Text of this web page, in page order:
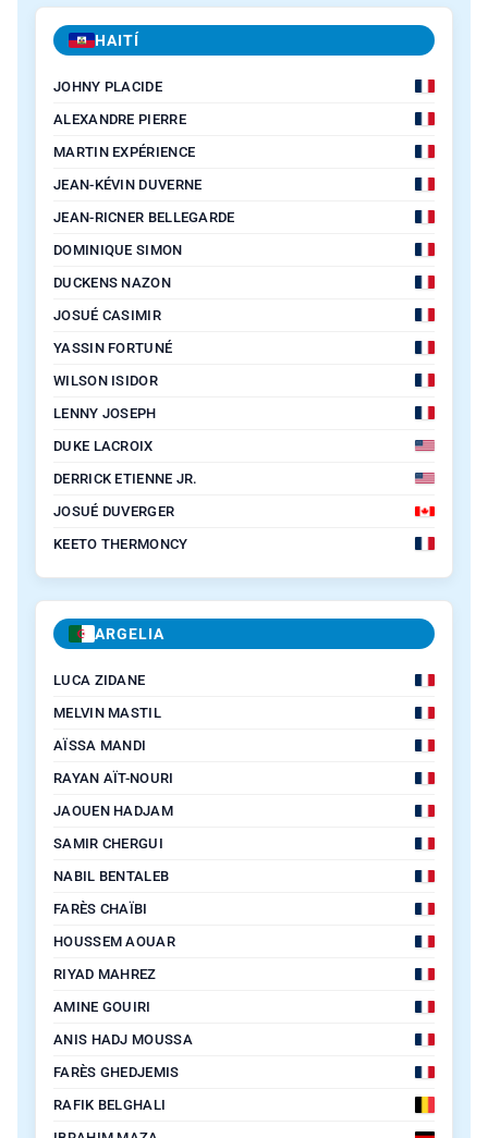
HAITÍ
JOHNY PLACIDE
ALEXANDRE PIERRE
MARTIN EXPÉRIENCE
JEAN-KÉVIN DUVERNE
JEAN-RICNER BELLEGARDE
DOMINIQUE SIMON
DUCKENS NAZON
JOSUÉ CASIMIR
YASSIN FORTUNÉ
WILSON ISIDOR
LENNY JOSEPH
DUKE LACROIX
DERRICK ETIENNE JR.
JOSUÉ DUVERGER
KEETO THERMONCY
ARGELIA
LUCA ZIDANE
MELVIN MASTIL
AÏSSA MANDI
RAYAN AÏT-NOURI
JAOUEN HADJAM
SAMIR CHERGUI
NABIL BENTALEB
FARÈS CHAÏBI
HOUSSEM AOUAR
RIYAD MAHREZ
AMINE GOUIRI
ANIS HADJ MOUSSA
FARÈS GHEDJEMIS
RAFIK BELGHALI